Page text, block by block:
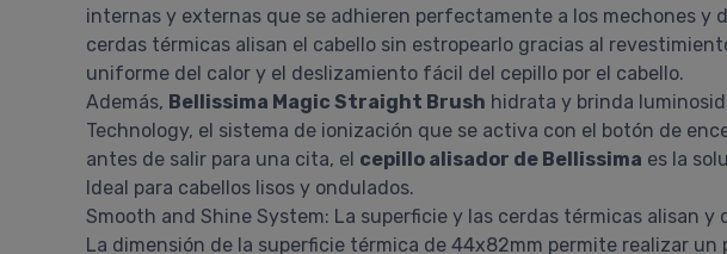
internas y externas que se adhieren perfectamente a los mechones y
cerdas térmicas alisan el cabello sin estropearlo gracias al
uniforme del calor y el deslizamiento fácil del cepillo por el cabello.
Además, Bellissima Magic Straight Brush hidrata y brinda
Technology, el sistema de ionización que se activa con el botón de
antes de salir para una cita, el cepillo alisador de Bellissima es la
Ideal para cabellos lisos y ondulados.
Smooth and Shine System: La superficie y las cerdas térmicas alisan y
La dimensión de la superficie térmica de 44x82mm permite realizar un